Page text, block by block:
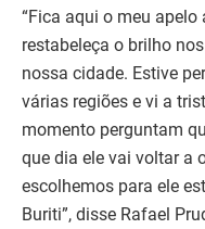
“Fica aqui o meu
restabeleça o brilho
nossa cidade. Estive
várias regiões e vi a
momento perguntam
que dia ele vai voltar a
escolhemos para ele
Buriti”, disse Rafael